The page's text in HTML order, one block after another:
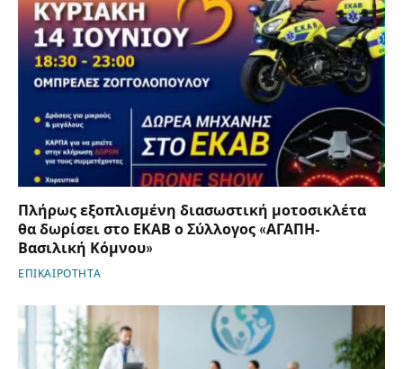
Πλήρως εξοπλισμένη διασωστική μοτοσικλέτα
θα δωρίσει στο ΕΚΑΒ ο Σύλλογος «ΑΓΑΠΗ-
Βασιλική Κόμνου»
ΕΠΙΚΑΙΡΟΤΗΤΑ